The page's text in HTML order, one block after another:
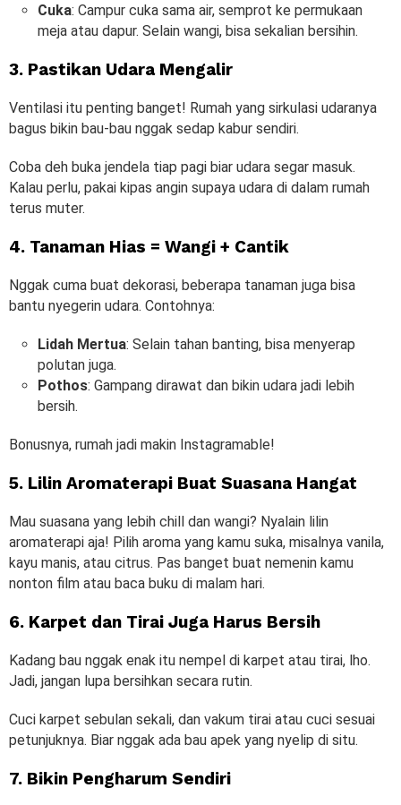
Cuka: Campur cuka sama air, semprot ke permukaan
meja atau dapur. Selain wangi, bisa sekalian bersihin.
3. Pastikan Udara Mengalir
Ventilasi itu penting banget! Rumah yang sirkulasi udaranya
bagus bikin bau-bau nggak sedap kabur sendiri.
Coba deh buka jendela tiap pagi biar udara segar masuk.
Kalau perlu, pakai kipas angin supaya udara di dalam rumah
terus muter.
4. Tanaman Hias = Wangi + Cantik
Nggak cuma buat dekorasi, beberapa tanaman juga bisa
bantu nyegerin udara. Contohnya:
Lidah Mertua: Selain tahan banting, bisa menyerap
polutan juga.
Pothos: Gampang dirawat dan bikin udara jadi lebih
bersih.
Bonusnya, rumah jadi makin Instagramable!
5. Lilin Aromaterapi Buat Suasana Hangat
Mau suasana yang lebih chill dan wangi? Nyalain lilin
aromaterapi aja! Pilih aroma yang kamu suka, misalnya vanila,
kayu manis, atau citrus. Pas banget buat nemenin kamu
nonton film atau baca buku di malam hari.
6. Karpet dan Tirai Juga Harus Bersih
Kadang bau nggak enak itu nempel di karpet atau tirai, lho.
Jadi, jangan lupa bersihkan secara rutin.
Cuci karpet sebulan sekali, dan vakum tirai atau cuci sesuai
petunjuknya. Biar nggak ada bau apek yang nyelip di situ.
7. Bikin Pengharum Sendiri